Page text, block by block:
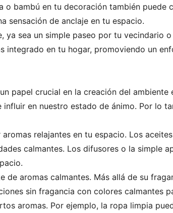
bambú en tu decoración también puede
sensación de anclaje en tu espacio.
sea un simple paseo por tu vecindario
integrado en tu hogar, promoviendo un
papel crucial en la creación del ambiente
en nuestro estado de ánimo. Por lo
relajantes en tu espacio. Los
calmantes. Los difusores o la simple
de aromas calmantes. Más allá de su
sin fragancia con colores calmantes
aromas. Por ejemplo, la ropa limpia